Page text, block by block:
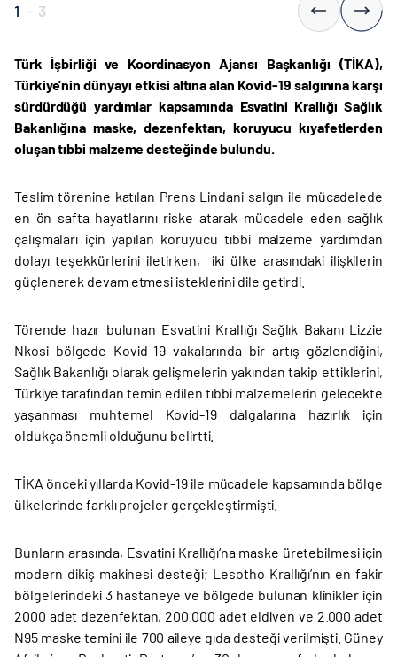
1 - 3
Türk İşbirliği ve Koordinasyon Ajansı Başkanlığı (TİKA),
Türkiye'nin dünyayı etkisi altına alan Kovid-19 salgınına karşı
sürdürdüğü yardımlar kapsamında Esvatini Krallığı Sağlık
Bakanlığına maske, dezenfektan, koruyucu kıyafetlerden
oluşan tıbbi malzeme desteğinde bulundu.
Teslim törenine katılan Prens Lindani salgın ile mücadelede
en ön safta hayatlarını riske atarak mücadele eden sağlık
çalışmaları için yapılan koruyucu tıbbi malzeme yardımdan
dolayı teşekkürlerini iletirken, iki ülke arasındaki ilişkilerin
güçlenerek devam etmesi isteklerini dile getirdi.
Törende hazır bulunan Esvatini Krallığı Sağlık Bakanı Lizzie
Nkosi bölgede Kovid-19 vakalarında bir artış gözlendiğini,
Sağlık Bakanlığı olarak gelişmelerin yakından takip ettiklerini,
Türkiye tarafından temin edilen tıbbi malzemelerin gelecekte
yaşanması muhtemel Kovid-19 dalgalarına hazırlık için
oldukça önemli olduğunu belirtti.
TİKA önceki yıllarda Kovid-19 ile mücadele kapsamında bölge
ülkelerinde farklı projeler gerçekleştirmişti.
Bunların arasında, Esvatini Krallığı‘na maske üretebilmesi için
modern dikiş makinesi desteği; Lesotho Krallığı’nın en fakir
bölgelerindeki 3 hastaneye ve bölgede bulunan klinikler için
2000 adet dezenfektan, 200.000 adet eldiven ve 2.000 adet
N95 maske temini ile 700 aileye gıda desteği verilmişti. Güney